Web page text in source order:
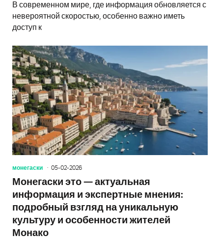
В современном мире, где информация обновляется с
невероятной скоростью, особенно важно иметь
доступ к
монегаски 05-02-2026
Монегаски это — актуальная
информация и экспертные мнения:
подробный взгляд на уникальную
культуру и особенности жителей
Монако